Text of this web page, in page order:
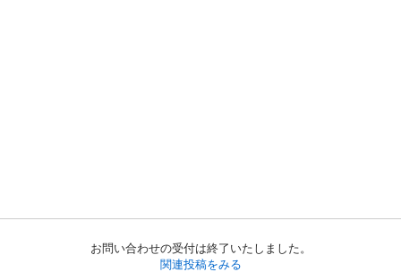
お問い合わせの受付は終了いたしました。
関連投稿をみる